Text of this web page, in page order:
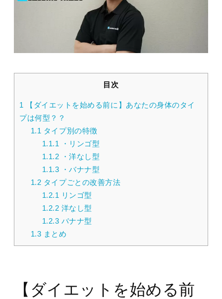
目次
1 【ダイエットを始める前に】あなたの身体のタイ
プは何型？？
1.1 タイプ別の特徴
1.1.1 ・リンゴ型
1.1.2 ・洋なし型
1.1.3 ・バナナ型
1.2 タイプごとの改善方法
1.2.1 リンゴ型
1.2.2 洋なし型
1.2.3 バナナ型
1.3 まとめ
【ダイエットを始める前